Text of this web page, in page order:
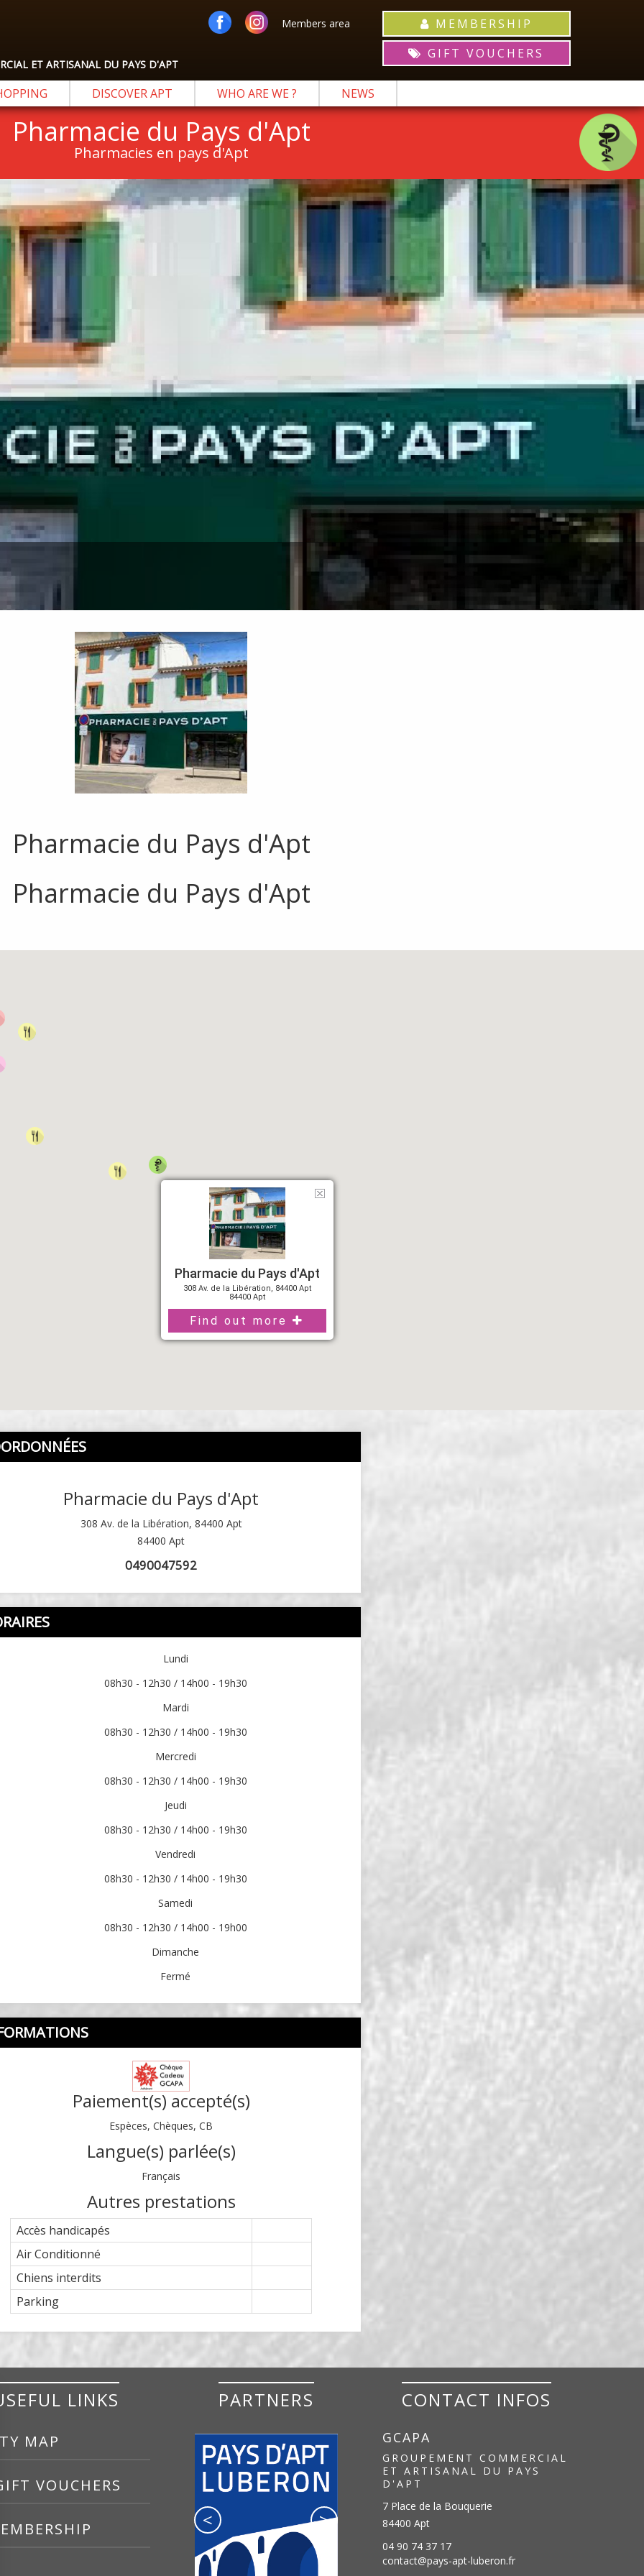
Members area
ET ARTISANAL DU PAYS D'APT
MEMBERSHIP
GIFT VOUCHERS
DISCOVER APT WHO ARE WE ? NEWS
Pharmacie du Pays d'Apt
Pharmacies en pays d'Apt
Pharmacie du Pays d'Apt
Pharmacie du Pays d'Apt
Pharmacie du Pays d'Apt
308 Av. de la Libération, 84400 Apt
84400 Apt
Find out more
Pharmacie du Pays d'Apt
308 Av. de la Libération, 84400 Apt
84400 Apt
0490047592
Lundi
08h30 - 12h30 / 14h00 - 19h30
Mardi
08h30 - 12h30 / 14h00 - 19h30
Mercredi
08h30 - 12h30 / 14h00 - 19h30
Jeudi
08h30 - 12h30 / 14h00 - 19h30
Vendredi
08h30 - 12h30 / 14h00 - 19h30
Samedi
08h30 - 12h30 / 14h00 - 19h00
Dimanche
Fermé
Paiement(s) accepté(s)
Espèces, Chèques, CB
Langue(s) parlée(s)
Français
Autres prestations
Accès handicapés
Air Conditionné
Chiens interdits
Parking
LINKS
MAP
VOUCHERS
PARTNERS
< >
CONTACT INFOS
GCAPA
GROUPEMENT COMMERCIAL
ET ARTISANAL DU PAYS
D'APT
7 Place de la Bouquerie
84400 Apt
04 90 74 37 17
contact@pays-apt-luberon.fr